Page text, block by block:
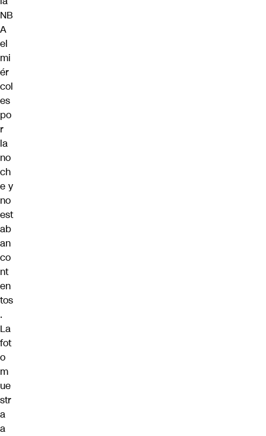
NB
A
el
mi
ér
col
es
po
r
la
no
ch
e y
no
est
ab
an
co
nt
en
tos
.
La
fot
o
m
ue
str
a
a